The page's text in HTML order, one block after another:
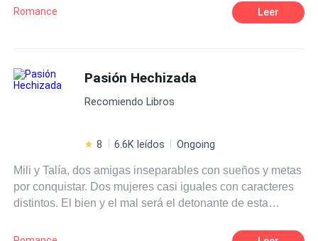
Bernhard Larsson un maduro y muy guapo magnate
hotelero que está disponible para ella si desea vivir una
apuesto arquitecto y ella no podrá resistirse a entregarse
a la aventura. ¿Qué hará Elena al estar entre estos
apuestos Larsson? Primera entrega de la saga chicas de
Romance Leer
Pasión Hechizada
Recomiendo Libros
8 6.6K leídos Ongoing
Mili y Talía, dos amigas inseparables con sueños y metas
por conquistar. Dos mujeres casi iguales con caracteres
distintos. El bien y el mal será el detonante de esta
lucharán para poder pertenecer al corazón del único